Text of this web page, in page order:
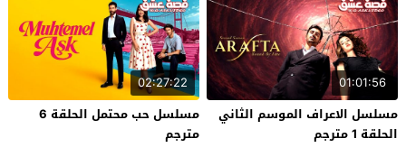
01:01:56
مسلسل الاعراف الموسم الثاني
الحلقة 1 مترجم
02:27:22
مسلسل حب محتمل الحلقة 6
مترجم